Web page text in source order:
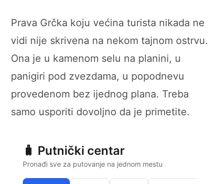
Prava Grčka koju većina turista nikada ne
vidi nije skrivena na nekom tajnom ostrvu.
Ona je u kamenom selu na planini, u
panigiri pod zvezdama, u popodnevu
provedenom bez ijednog plana. Treba
samo usporiti dovoljno da je primetite.